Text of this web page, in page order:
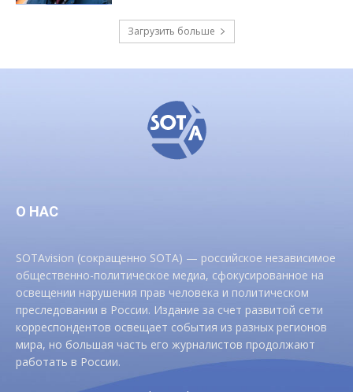
Загрузить больше
О НАС
SOTAvision (сокращенно SOTA) — российское независимое
общественно-политическое медиа, сфокусированное на
освещении нарушения прав человека и политическом
преследовании в России. Издание за счет развитой сети
корреспондентов освещает события из разных регионов
мира, но большая часть его журналистов продолжают
работать в России.